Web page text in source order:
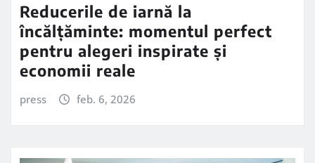
Reducerile de iarnă la
încălțăminte: momentul perfect
pentru alegeri inspirate și
economii reale
press feb. 6, 2026